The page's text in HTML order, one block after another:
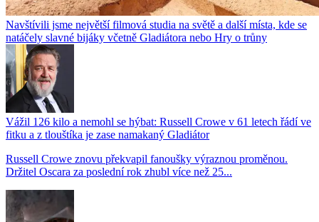
Navštívili jsme největší filmová studia na světě a další místa, kde se
natáčely slavné bijáky včetně Gladiátora nebo Hry o trůny
Vážil 126 kilo a nemohl se hýbat: Russell Crowe v 61 letech řádí ve
fitku a z tlouštíka je zase namakaný Gladiátor
Russell Crowe znovu překvapil fanoušky výraznou proměnou.
Držitel Oscara za poslední rok zhubl více než 25...